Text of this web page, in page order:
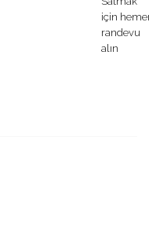
için
randevu
alın